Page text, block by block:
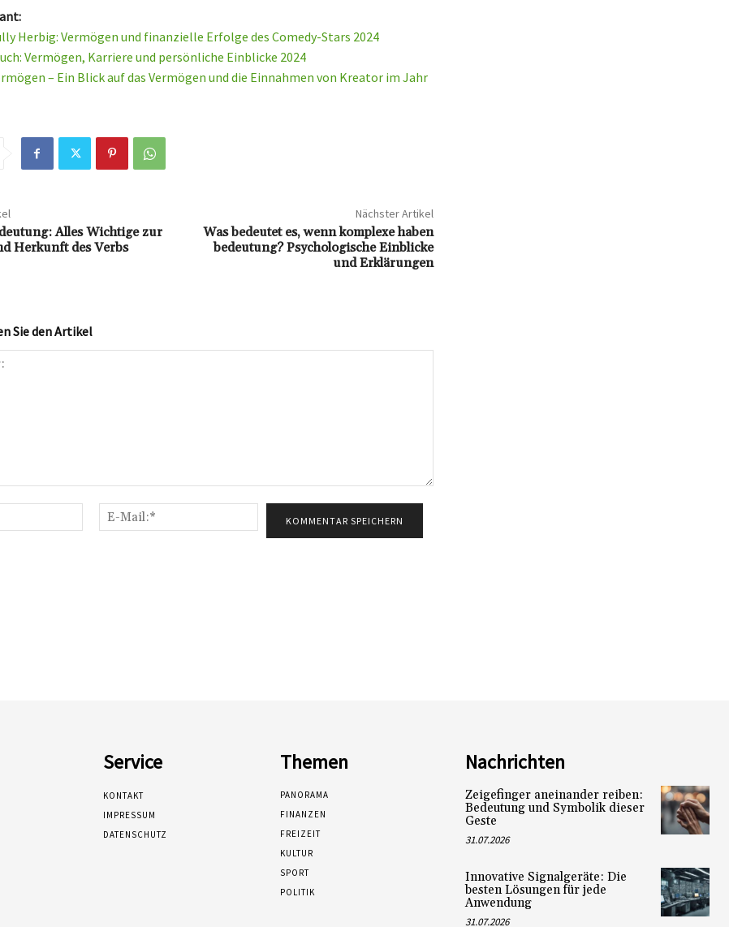
Herbig: Vermögen und finanzielle Erfolge des Comedy-Stars 2024
Vermögen, Karriere und persönliche Einblicke 2024
– Ein Blick auf das Vermögen und die Einnahmen von Kreator im Jahr
Alles Wichtige zur
Herkunft des Verbs
Nächster Artikel
Was bedeutet es, wenn komplexe haben
bedeutung? Psychologische Einblicke
und Erklärungen
Sie den Artikel
Name:*
Mail:*
Service
KONTAKT
IMPRESSUM
DATENSCHUTZ
Themen
PANORAMA
FINANZEN
FREIZEIT
KULTUR
SPORT
POLITIK
Nachrichten
Zeigefinger aneinander reiben:
Bedeutung und Symbolik dieser
Geste
31.07.2026
Innovative Signalgeräte: Die
besten Lösungen für jede
Anwendung
31.07.2026